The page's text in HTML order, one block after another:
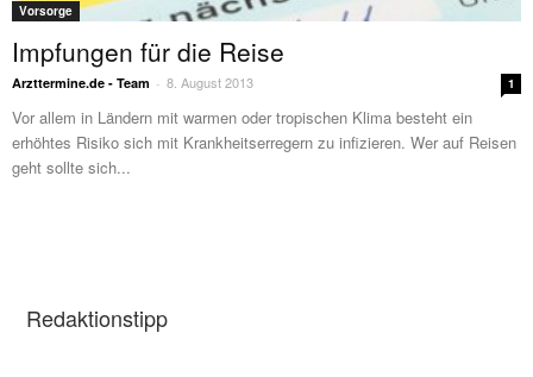
Vorsorge
Impfungen für die Reise
Arzttermine.de - Team - 8. August 2013 1
Vor allem in Ländern mit warmen oder tropischen Klima besteht ein
erhöhtes Risiko sich mit Krankheitserregern zu infizieren. Wer auf Reisen
geht sollte sich...
Redaktionstipp